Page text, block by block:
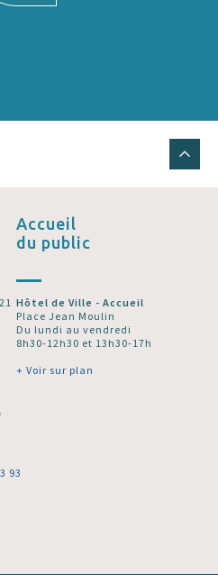
Accueil
du public
Hôtel de Ville - Accueil
Place Jean Moulin
Du lundi au vendredi
8h30-12h30 et 13h30-17h
+ Voir sur plan
93